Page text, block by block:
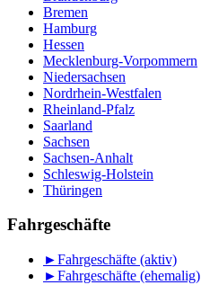
Bremen
Hamburg
Hessen
Mecklenburg-Vorpommern
Niedersachsen
Nordrhein-Westfalen
Rheinland-Pfalz
Saarland
Sachsen
Sachsen-Anhalt
Schleswig-Holstein
Thüringen
Fahrgeschäfte
►Fahrgeschäfte (aktiv)
►Fahrgeschäfte (ehemalig)